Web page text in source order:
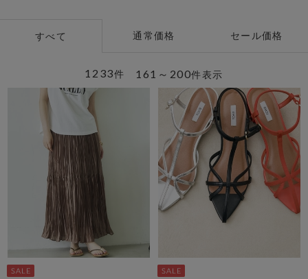
すべて 通常価格 セール価格
161～200件表示
1233件